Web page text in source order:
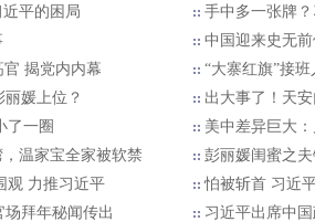
平的困局
手中多一张牌
中国迎来史无
揭党内内幕
“大寨红旗”接
丽媛上位？
出大事了！天
了一圈
美中差异巨大
温家宝全家被软禁
彭丽媛闺蜜之
观 力推习近平
怕被斩首 习近
场拜年秘闻传出
习近平出席中